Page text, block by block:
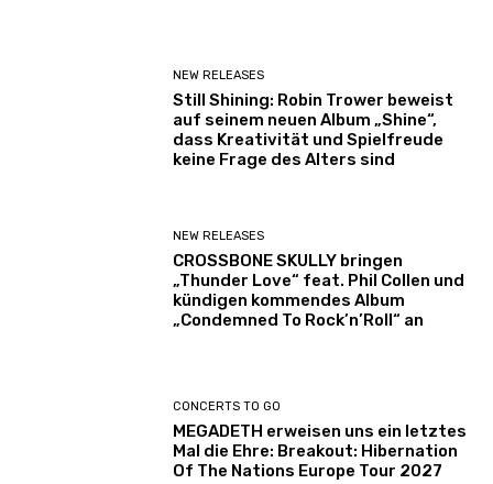
NEW RELEASES
Still Shining: Robin Trower beweist
auf seinem neuen Album „Shine“,
dass Kreativität und Spielfreude
keine Frage des Alters sind
NEW RELEASES
CROSSBONE SKULLY bringen
„Thunder Love“ feat. Phil Collen und
kündigen kommendes Album
„Condemned To Rock’n’Roll“ an
CONCERTS TO GO
MEGADETH erweisen uns ein letztes
Mal die Ehre: Breakout: Hibernation
Of The Nations Europe Tour 2027